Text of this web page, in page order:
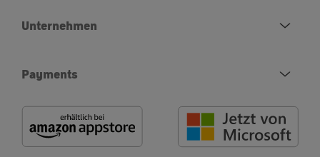
Unternehmen
Payments